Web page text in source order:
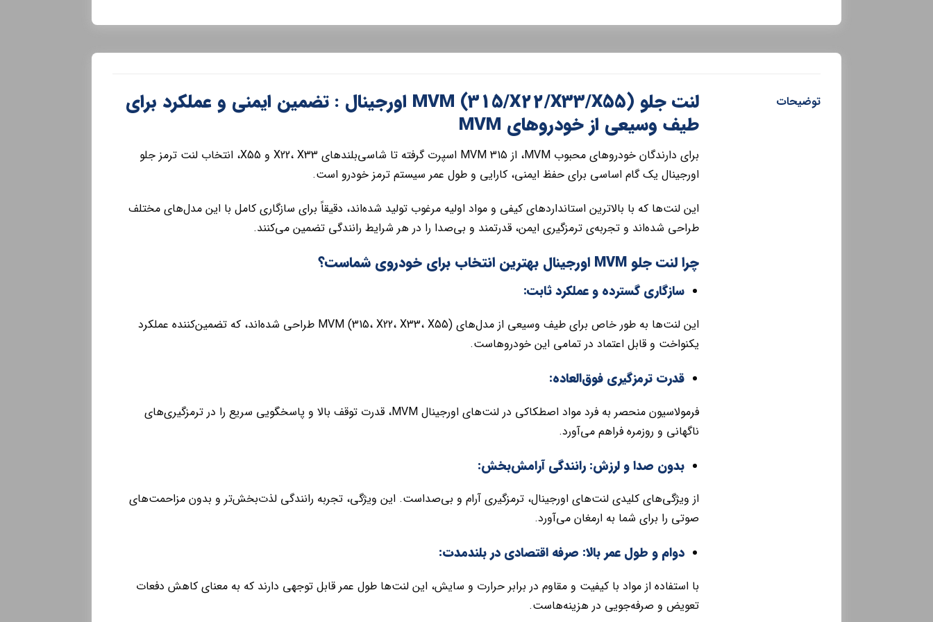
توضیحات
لنت جلو MVM (315/X22/X33/X55) اورجینال : تضمین ایمنی و عملکرد برای
طیف وسیعی از خودروهای MVM
برای دارندگان خودروهای محبوب MVM، از MVM 315 اسپرت گرفته تا شاسی‌بلندهای X22، X33 و X55، انتخاب لنت ترمز جلو
اورجینال یک گام اساسی برای حفظ ایمنی، کارایی و طول عمر سیستم ترمز خودرو است.
این لنت‌ها که با بالاترین استانداردهای کیفی و مواد اولیه مرغوب تولید شده‌اند، دقیقاً برای سازگاری کامل با این مدل‌های مختلف
طراحی شده‌اند و تجربه‌ی ترمزگیری ایمن، قدرتمند و بی‌صدا را در هر شرایط رانندگی تضمین می‌کنند.
چرا لنت جلو MVM اورجینال بهترین انتخاب برای خودروی شماست؟
سازگاری گسترده و عملکرد ثابت:
این لنت‌ها به طور خاص برای طیف وسیعی از مدل‌های MVM (315، X22، X33، X55) طراحی شده‌اند، که تضمین‌کننده عملکرد
یکنواخت و قابل اعتماد در تمامی این خودروهاست.
قدرت ترمزگیری فوق‌العاده:
فرمولاسیون منحصر به فرد مواد اصطکاکی در لنت‌های اورجینال MVM، قدرت توقف بالا و پاسخگویی سریع را در ترمزگیری‌های
ناگهانی و روزمره فراهم می‌آورد.
بدون صدا و لرزش: رانندگی آرامش‌بخش:
از ویژگی‌های کلیدی لنت‌های اورجینال، ترمزگیری آرام و بی‌صداست. این ویژگی، تجربه رانندگی لذت‌بخش‌تر و بدون مزاحمت‌های
صوتی را برای شما به ارمغان می‌آورد.
دوام و طول عمر بالا: صرفه اقتصادی در بلندمدت:
با استفاده از مواد با کیفیت و مقاوم در برابر حرارت و سایش، این لنت‌ها طول عمر قابل توجهی دارند که به معنای کاهش دفعات
تعویض و صرفه‌جویی در هزینه‌هاست.